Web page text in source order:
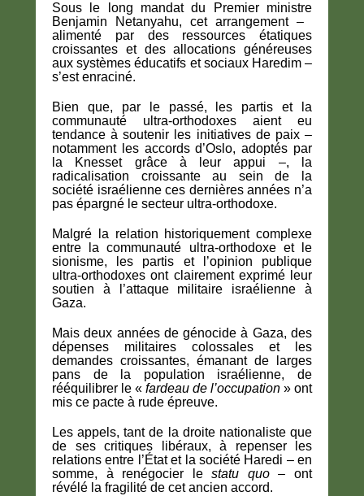
Sous le long mandat du Premier ministre
Benjamin Netanyahu, cet arrangement – ​​
alimenté par des ressources étatiques
croissantes et des allocations généreuses
aux systèmes éducatifs et sociaux Haredim –
s’est enraciné.
Bien que, par le passé, les partis et la
communauté ultra-orthodoxes aient eu
tendance à soutenir les initiatives de paix –
notamment les accords d’Oslo, adoptés par
la Knesset grâce à leur appui –, la
radicalisation croissante au sein de la
société israélienne ces dernières années n’a
pas épargné le secteur ultra-orthodoxe.
Malgré la relation historiquement complexe
entre la communauté ultra-orthodoxe et le
sionisme, les partis et l’opinion publique
ultra-orthodoxes ont clairement exprimé leur
soutien à l’attaque militaire israélienne à
Gaza.
Mais deux années de génocide à Gaza, des
dépenses militaires colossales et les
demandes croissantes, émanant de larges
pans de la population israélienne, de
rééquilibrer le « fardeau de l’occupation » ont
mis ce pacte à rude épreuve.
Les appels, tant de la droite nationaliste que
de ses critiques libéraux, à repenser les
relations entre l’État et la société Haredi – en
somme, à renégocier lestatu quo– ont
révélé la fragilité de cet ancien accord.